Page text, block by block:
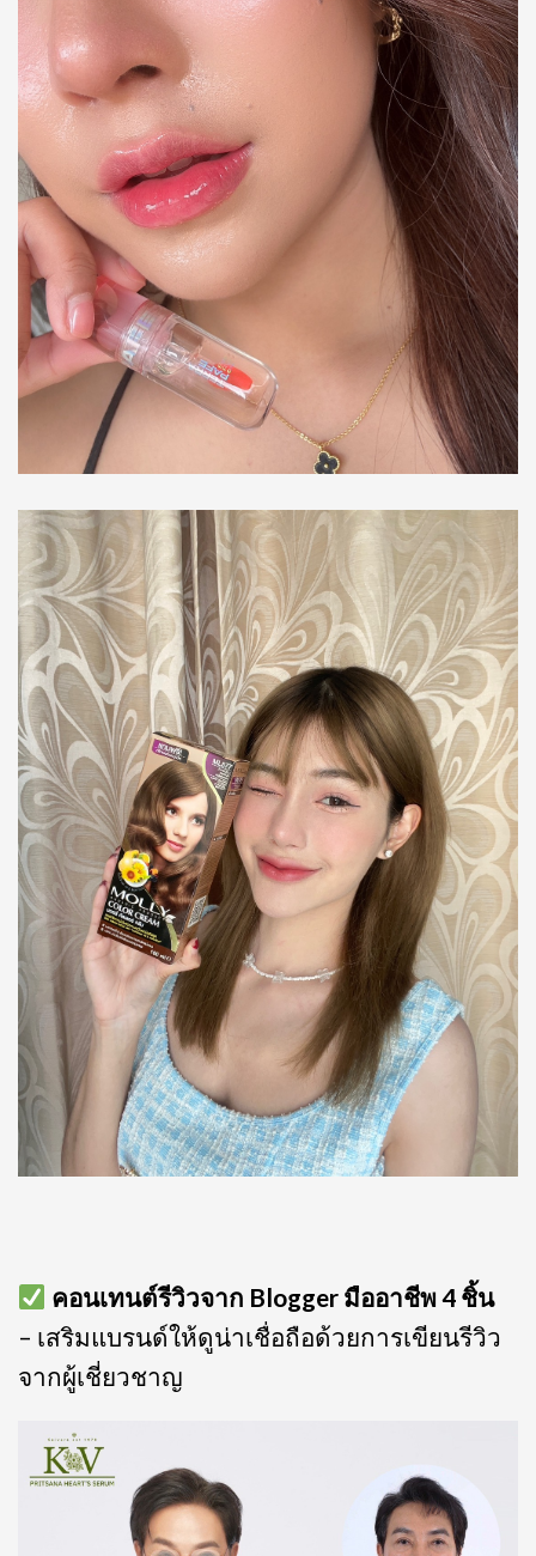
คอนเทนต์รีวิวจาก Blogger มืออาชีพ 4 ชิ้น
– เสริมแบรนด์ให้ดูน่าเชื่อถือด้วยการเขียนรีวิว
จากผู้เชี่ยวชาญ